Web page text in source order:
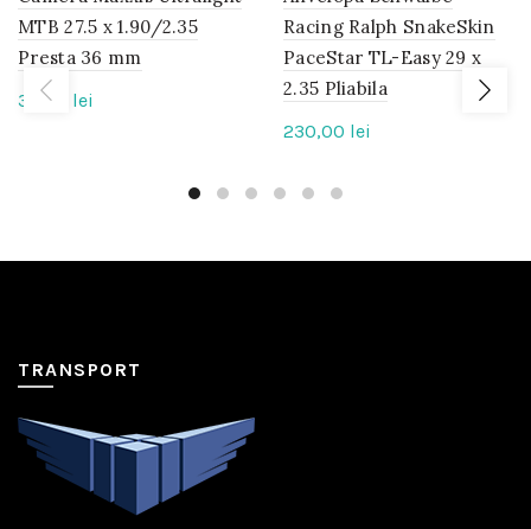
STOC
MTB 27.5 x 1.90/2.35
Presta 36 mm
33,00 lei
STOC
Racing Ralph SnakeSkin
PaceStar TL-Easy 29 x
2.35 Pliabila
230,00 lei
TRANSPORT